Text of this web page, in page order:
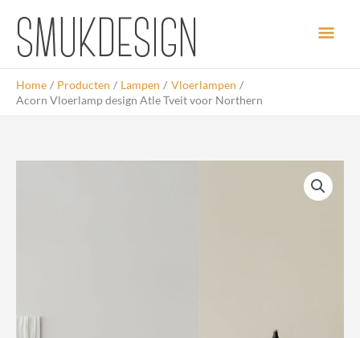
inhoud
Home Producten Lampen
Vloerlampen
Acorn Vloerlamp design Atle Tveit voor Northern